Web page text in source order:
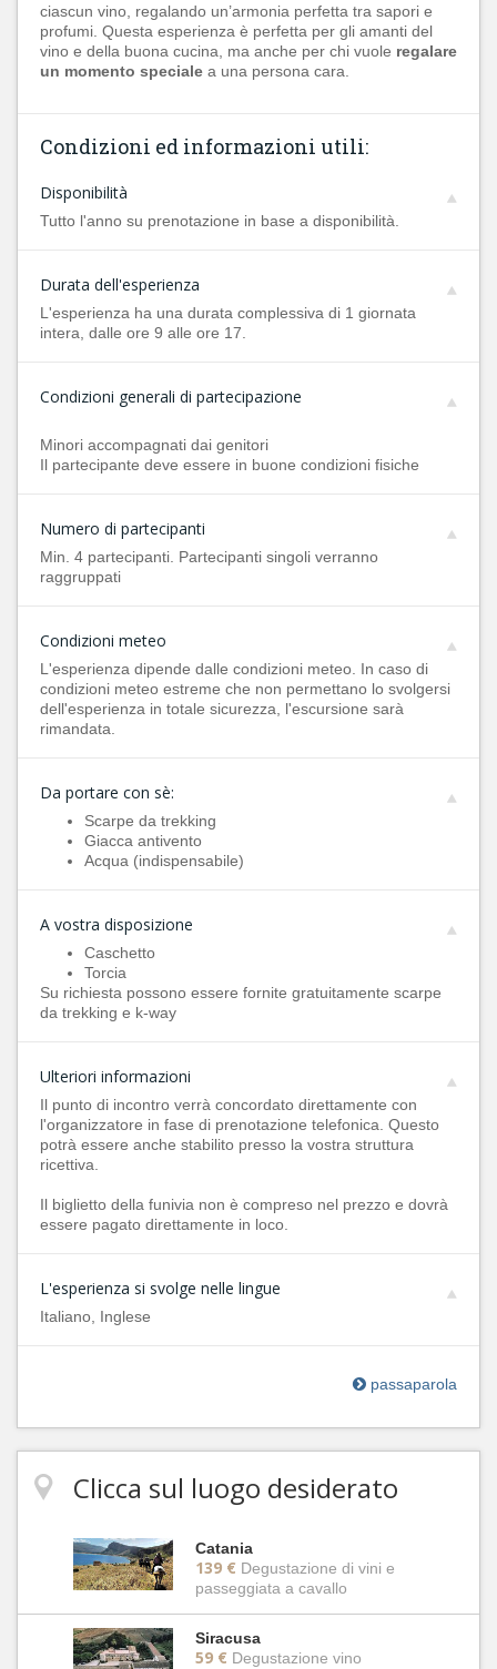
ciascun vino, regalando un’armonia perfetta tra sapori e
profumi. Questa esperienza è perfetta per gli amanti del
vino e della buona cucina, ma anche per chi vuole regalare
un momento speciale a una persona cara.
Condizioni ed informazioni utili:
Disponibilità
Tutto l'anno su prenotazione in base a disponibilità.
Durata dell'esperienza
L'esperienza ha una durata complessiva di 1 giornata
intera, dalle ore 9 alle ore 17.
Condizioni generali di partecipazione
Minori accompagnati dai genitori
Il partecipante deve essere in buone condizioni fisiche
Numero di partecipanti
Min. 4 partecipanti. Partecipanti singoli verranno
raggruppati
Condizioni meteo
L'esperienza dipende dalle condizioni meteo. In caso di
condizioni meteo estreme che non permettano lo svolgersi
dell'esperienza in totale sicurezza, l'escursione sarà
rimandata.
Da portare con sè:
Scarpe da trekking
Giacca antivento
Acqua (indispensabile)
A vostra disposizione
Caschetto
Torcia
Su richiesta possono essere fornite gratuitamente scarpe
da trekking e k-way
Ulteriori informazioni
Il punto di incontro verrà concordato direttamente con
l'organizzatore in fase di prenotazione telefonica. Questo
potrà essere anche stabilito presso la vostra struttura
ricettiva.
Il biglietto della funivia non è compreso nel prezzo e dovrà
essere pagato direttamente in loco.
L'esperienza si svolge nelle lingue
Italiano, Inglese
passaparola
Clicca sul luogo desiderato
Catania
139 € Degustazione di vini e
passeggiata a cavallo
Siracusa
59 € Degustazione vino